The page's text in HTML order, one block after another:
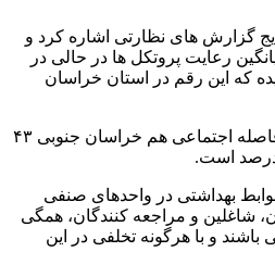
گزارش های نظارتی اشاره کرد و
رعایت پروتکل ها در حالی در
درصد رسیده که این رقم در استان خراسان
به گفته وی؛ در بحث رعایت فاصله اجتماعی هم خراسان جنوبی ۴۳
بهداشتی در واحدهای صنفی
شاغلین و مراجعه کنندگان، همگی
و با هرگونه تخلفی در این